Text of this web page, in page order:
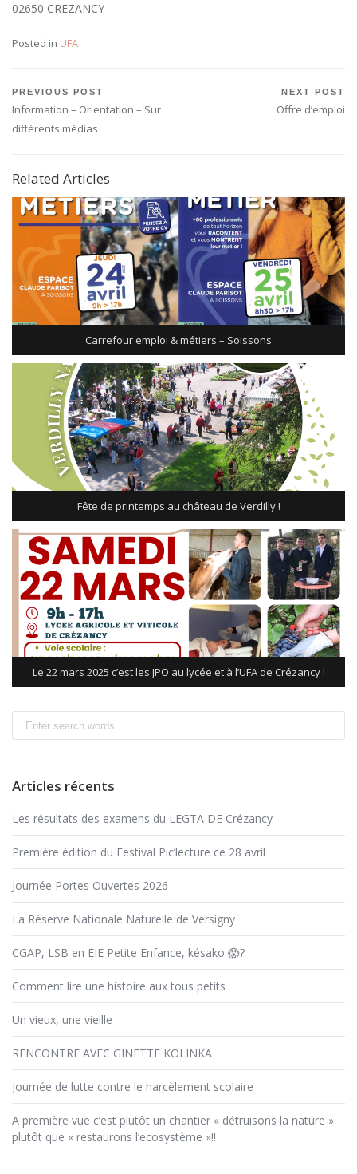
02650 CREZANCY
Posted in UFA
Navigation
de
PREVIOUS POST
Previous
Post:
Information – Orientation – Sur
différents médias
NEXT POST
Next
Offre d’emploi
Related Articles
Carrefour emploi & métiers – Soissons
Fête de printemps au château de Verdilly !
Le 22 mars 2025 c’est les JPO au lycée et à l’UFA de Crézancy !
Search
for:
Articles récents
Les résultats des examens du LEGTA DE Crézancy
Première édition du Festival Pic’lecture ce 28 avril
Journée Portes Ouvertes 2026
La Réserve Nationale Naturelle de Versigny
CGAP, LSB en EIE Petite Enfance, késako 😱?
Comment lire une histoire aux tous petits
Un vieux, une vieille
RENCONTRE AVEC GINETTE KOLINKA
Journée de lutte contre le harcèlement scolaire
A première vue c’est plutôt un chantier « détruisons la nature »
plutôt que « restaurons l’ecosystème »!!